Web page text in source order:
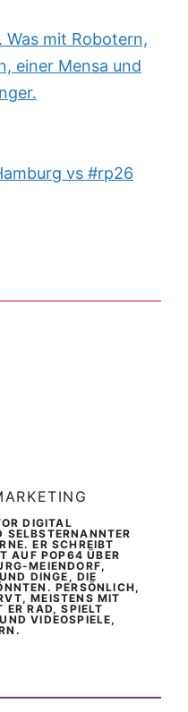
Was mit Robotern,
einer Mensa und
vs #rp26
DIGITAL
SELBSTERNANNTER
ER SCHREIBT
AUF POP64 ÜBER
MEIENDORF,
DINGE, DIE
PERSÖNLICH,
MEISTENS MIT
ER RAD, SPIELT
VIDEOSPIELE,